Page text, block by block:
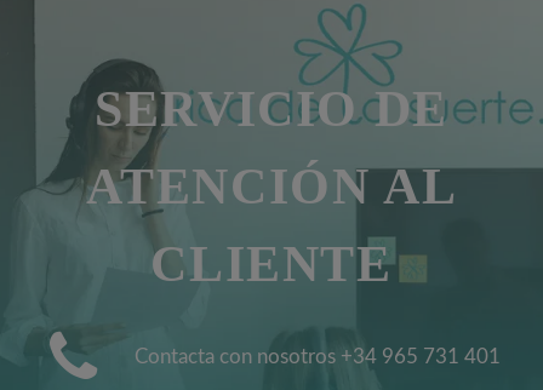
SERVICIO DE
ATENCIÓN AL
CLIENTE
Contacta con nosotros +34 965 731 401